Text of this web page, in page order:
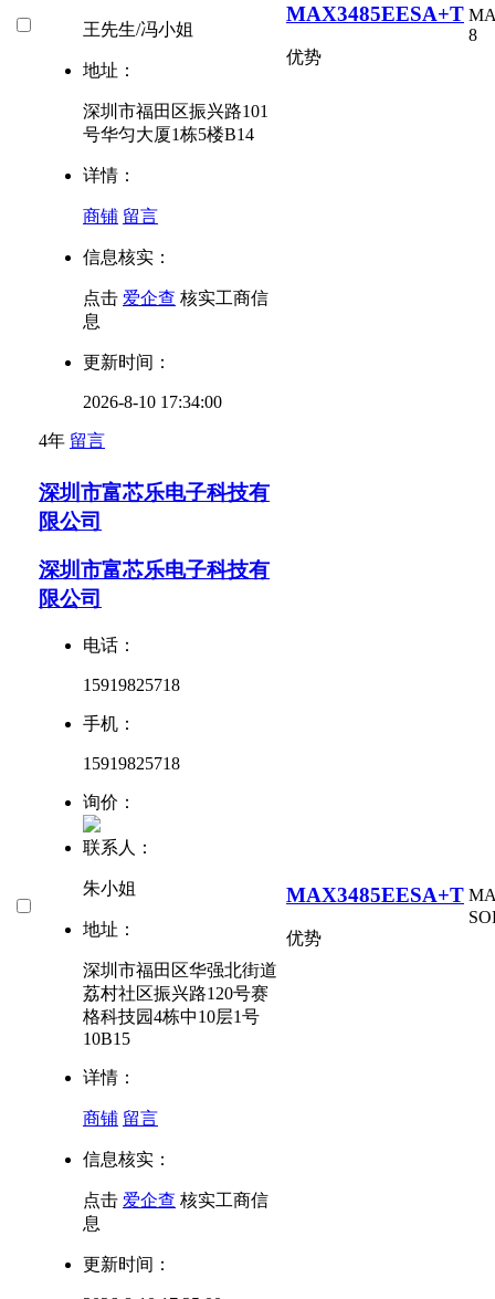
王先生/冯小姐
地址：
深圳市福田区振兴路101
号华匀大厦1栋5楼B14
详情：
商铺 留言
信息核实：
点击 爱企查 核实工商信
息
更新时间：
2026-8-10 17:34:00
4年 留言
MAX3485EESA+T
优势
8
深圳市富芯乐电子科技有
限公司
深圳市富芯乐电子科技有
限公司
电话：
15919825718
手机：
15919825718
询价：
联系人：
朱小姐
地址：
深圳市福田区华强北街道
荔村社区振兴路120号赛
格科技园4栋中10层1号
10B15
详情：
商铺 留言
信息核实：
点击 爱企查 核实工商信
息
更新时间：
MAX3485EESA+T
优势